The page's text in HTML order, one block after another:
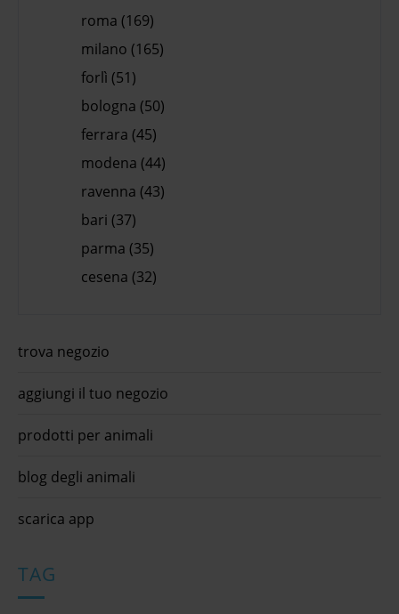
roma (169)
milano (165)
forlì (51)
bologna (50)
ferrara (45)
modena (44)
ravenna (43)
bari (37)
parma (35)
cesena (32)
trova negozio
aggiungi il tuo negozio
prodotti per animali
blog degli animali
scarica app
TAG